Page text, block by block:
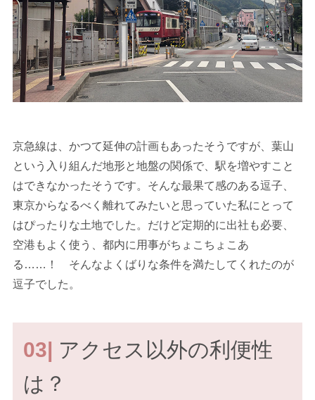
京急線は、かつて延伸の計画もあったそうですが、葉山
という入り組んだ地形と地盤の関係で、駅を増やすこと
はできなかったそうです。そんな最果て感のある逗子、
東京からなるべく離れてみたいと思っていた私にとって
はぴったりな土地でした。だけど定期的に出社も必要、
空港もよく使う、都内に用事がちょこちょこあ
る……！ そんなよくばりな条件を満たしてくれたのが
逗子でした。
03| アクセス以外の利便性
は？